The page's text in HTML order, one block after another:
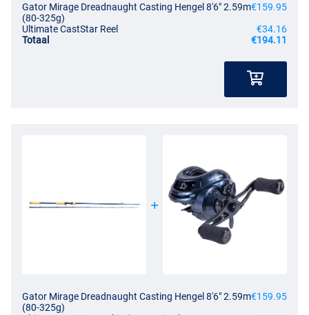
Gator Mirage Dreadnaught Casting Hengel 8'6" 2.59m
(80-325g)
€159.95
Ultimate CastStar Reel
€34.16
Totaal
€194.11
Gator Mirage Dreadnaught Casting Hengel 8'6" 2.59m
(80-325g)
€159.95